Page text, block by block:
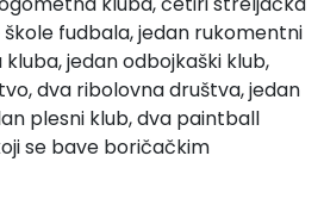
fudbala, jedan rukomentni
jedan odbojkaški klub,
dva ribolovna društva, jedan
plesni klub, dva paintball
se bave boričačkim